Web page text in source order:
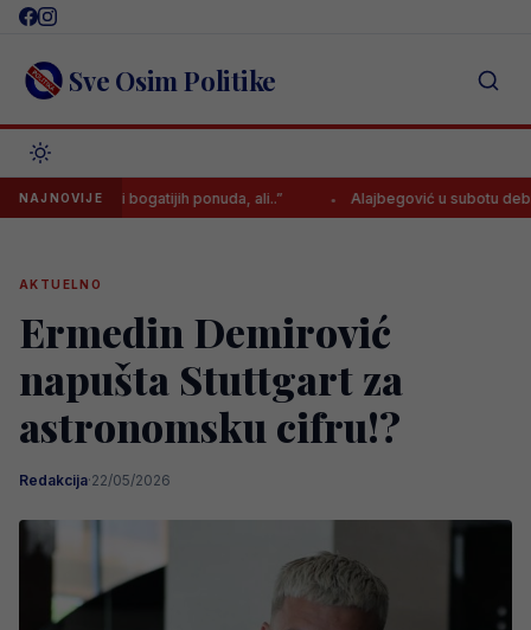
Skip
content Sve Osim Politike
NAJNOVIJE
je bilo i bogatijih ponuda, ali..” Alajbegović u subotu debituje za
AKTUELNO
Ermedin Demirović
napušta Stuttgart za
astronomsku cifru!?
Redakcija·22/05/2026